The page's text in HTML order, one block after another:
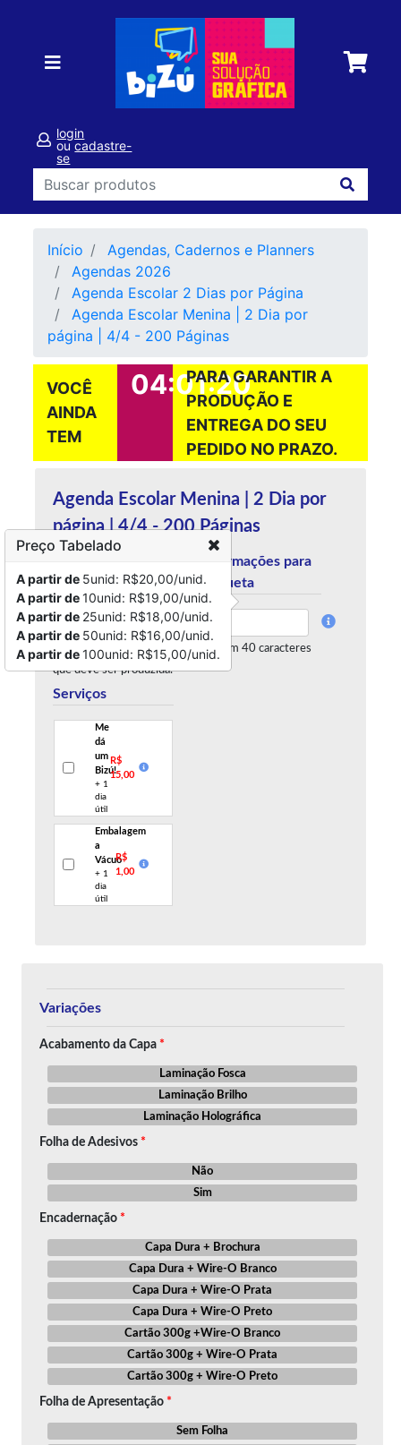
login
oucadastre-
se
Início
Agendas, Cadernos e Planners
Agendas 2026
Agenda Escolar 2 Dias por Página
Agenda Escolar Menina | 2 Dia por
página | 4/4 - 200 Páginas
VOCÊ
AINDA
TEM
04:01:20
PARA GARANTIR A
PRODUÇÃO E
ENTREGA DO SEU
PEDIDO NO PRAZO.
Agenda Escolar Menina | 2 Dia por
página | 4/4 - 200 Páginas
× 1 unid.
Disponível
Defina a quantidade
que deve ser produzida.
Informações para
etiqueta
Restam 40 caracteres
Serviços
Me
dá
um
Bizú!
+ 1
dia
útil
R$
15,00
Embalagem
a
Vácuo
+ 1
dia
útil
R$
1,00
Variações
Acabamento da Capa
Laminação Fosca
Laminação Brilho
Laminação Holográfica
Folha de Adesivos
Não
Sim
Encadernação
Capa Dura + Brochura
Capa Dura + Wire-O Branco
Capa Dura + Wire-O Prata
Capa Dura + Wire-O Preto
Cartão 300g +Wire-O Branco
Cartão 300g + Wire-O Prata
Cartão 300g + Wire-O Preto
Folha de Apresentação
Sem Folha
Preço Tabelado
A partir de 5unid: R$20,00/unid.
A partir de10unid: R$19,00/unid.
A partir de 25unid: R$18,00/unid.
A partir de 50unid: R$16,00/unid.
A partir de100unid: R$15,00/unid.